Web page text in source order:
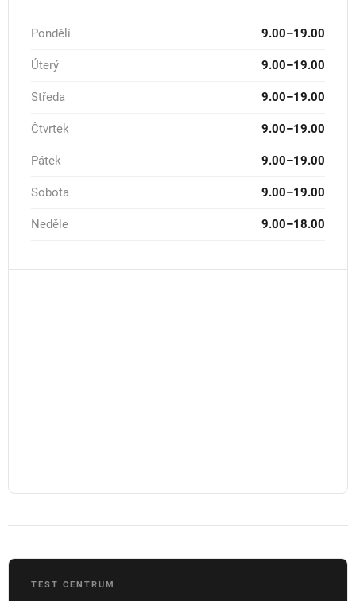
Pondělí 9.00–19.00
Úterý 9.00–19.00
Středa 9.00–19.00
Čtvrtek 9.00–19.00
Pátek 9.00–19.00
Sobota 9.00–19.00
Neděle 9.00–18.00
TEST CENTRUM